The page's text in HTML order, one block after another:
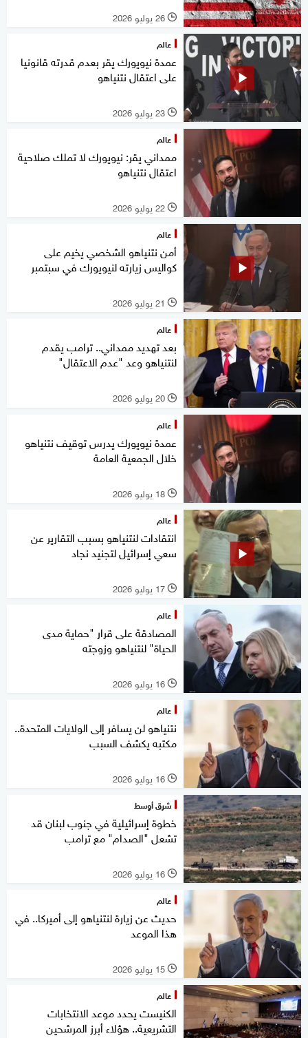
l 26 يوليو 2026
عالم
عمدة نيويورك يقر بعدم قدرته قانونيا
على اعتقال نتنياهو
l 23 يوليو 2026
عالم
ممداني يقر: نيويورك لا تملك صلاحية
اعتقال نتنياهو
l 22 يوليو 2026
عالم
أمن نتنياهو الشخصي يخيم على
كواليس زيارته لنيويورك في سبتمبر
l 21 يوليو 2026
عالم
بعد تهديد ممداني.. ترامب يقدم
لنتنياهو وعد "عدم الاعتقال"
l 20 يوليو 2026
عالم
عمدة نيويورك يدرس توقيف نتنياهو
خلال الجمعية العامة
l 18 يوليو 2026
عالم
انتقادات لنتنياهو بسبب التقارير عن
سعي إسرائيل لتجنيد نجاد
l 17 يوليو 2026
عالم
المصادقة على قرار "حماية مدى
الحياة" لنتنياهو وزوجته
l 16 يوليو 2026
عالم
نتنياهو لن يسافر إلى الولايات المتحدة..
مكتبه يكشف السبب
l 16 يوليو 2026
شرق أوسط
خطوة إسرائيلية في جنوب لبنان قد
تشعل "الصدام" مع ترامب
l 16 يوليو 2026
عالم
حديث عن زيارة لنتنياهو إلى أميركا.. في
هذا الموعد
l 15 يوليو 2026
عالم
الكنيست يحدد موعد الانتخابات
التشريعية.. هؤلاء أبرز المرشحين